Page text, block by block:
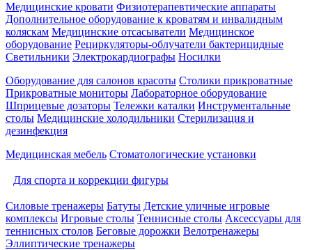
Медицинские кровати Физиотерапевтические аппараты
Дополнительное оборудование к кроватям и инвалидным
коляскам Медицинские отсасыватели Медицинское
оборудование Рециркуляторы-облучатели бактерицидные
Светильники Электрокардиографы Носилки
Оборудование для салонов красоты Столики прикроватные
Прикроватные мониторы Лабораторное оборудование
Шприцевые дозаторы Тележки каталки Инструментальные
столы Медицинские холодильники Стерилизация и
дезинфекция
Медицинская мебель Стоматологические установки
Для спорта и коррекции фигуры
Силовые тренажеры Батуты Детские уличные игровые
комплексы Игровые столы Теннисные столы Аксессуары для
теннисных столов Беговые дорожки Велотренажеры
Эллиптические тренажеры